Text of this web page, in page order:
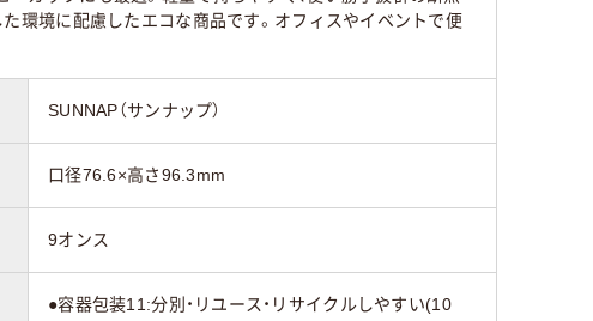
環境に配慮したエコな商品です。オフィスやイベントで便
SUNNAP（サンナップ）
口径76.6×高さ96.3mm
9オンス
●容器包装11:分別・リユース・リサイクルしやすい(10